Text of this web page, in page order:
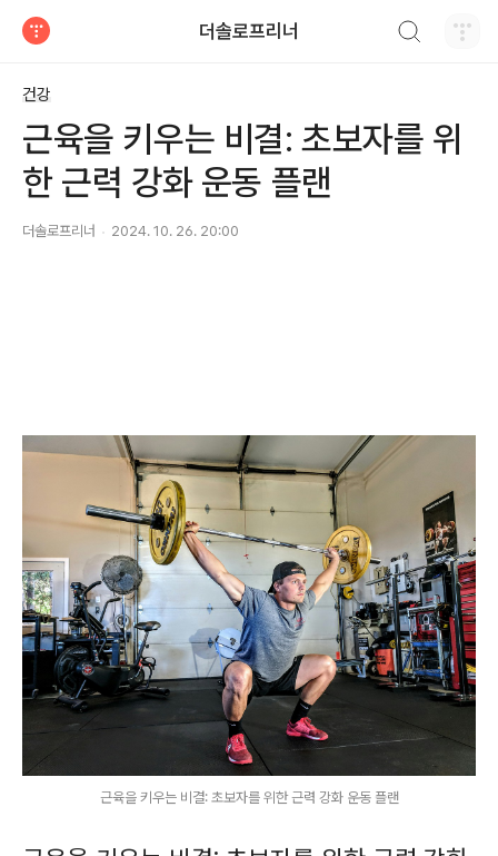
더솔로프리너
건강
근육을 키우는 비결: 초보자를 위
한 근력 강화 운동 플랜
더솔로프리너 2024. 10. 26. 20:00
근육을 키우는 비결: 초보자를 위한 근력 강화 운동 플랜